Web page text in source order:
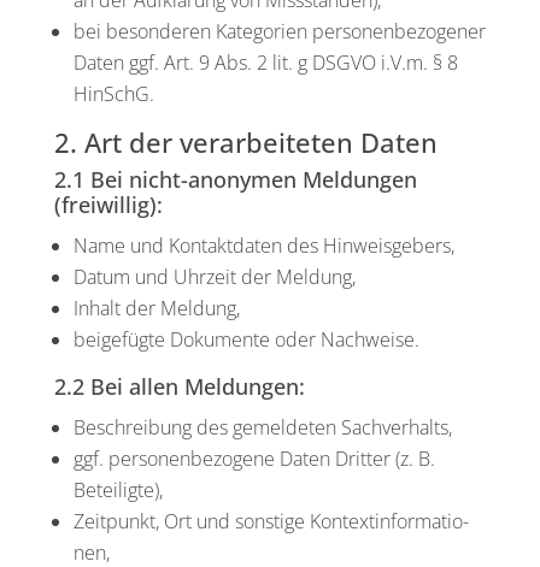
bei beson­de­ren Kate­go­rien per­so­nen­be­zo­ge­ner
Daten ggf. Art. 9 Abs. 2 lit. g DSGVO i.V.m. § 8
HinSchG.
2. Art der verarbeiteten Daten
2.1 Bei nicht-anonymen Meldungen
(freiwillig):
Name und Kon­takt­da­ten des Hin­weis­ge­bers,
Datum und Uhr­zeit der Mel­dung,
Inhalt der Mel­dung,
bei­gefüg­te Doku­men­te oder Nach­wei­se.
2.2 Bei allen Meldungen:
Beschrei­bung des gemel­de­ten Sach­ver­halts,
ggf. per­so­nen­be­zo­ge­ne Daten Drit­ter (z. B.
Betei­lig­te),
Zeit­punkt, Ort und sons­ti­ge Kon­text­in­for­ma­tio­
nen,